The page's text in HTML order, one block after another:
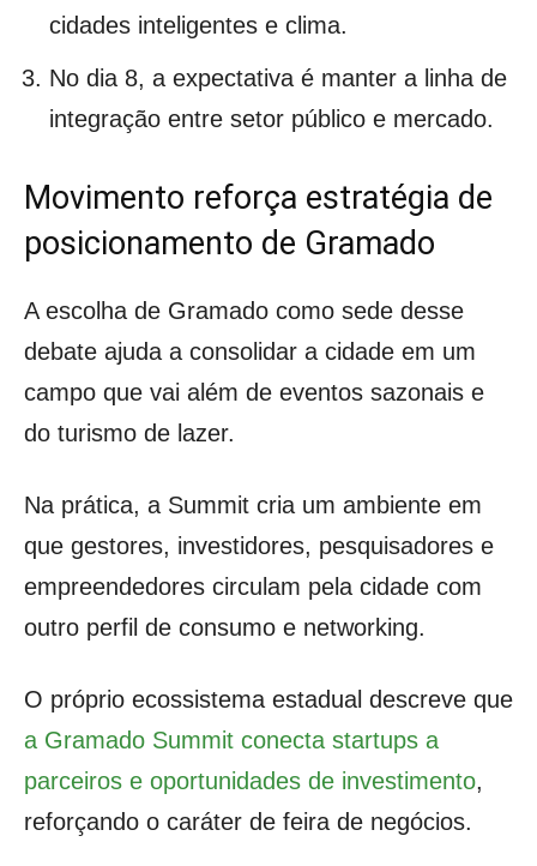
cidades inteligentes e clima.
No dia 8, a expectativa é manter a linha de
integração entre setor público e mercado.
Movimento reforça estratégia de
posicionamento de Gramado
A escolha de Gramado como sede desse
debate ajuda a consolidar a cidade em um
campo que vai além de eventos sazonais e
do turismo de lazer.
Na prática, a Summit cria um ambiente em
que gestores, investidores, pesquisadores e
empreendedores circulam pela cidade com
outro perfil de consumo e networking.
O próprio ecossistema estadual descreve que
a Gramado Summit conecta startups a
parceiros e oportunidades de investimento,
reforçando o caráter de feira de negócios.